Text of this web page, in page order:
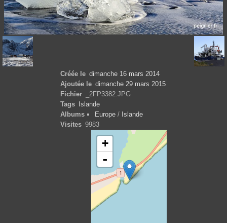
Créée le dimanche 16 mars 2014
Ajoutée le dimanche 29 mars 2015
Fichier
_2FP3382.JPG
Tags
Islande
Albums
Europe/ Islande
Visites 9983
+
-